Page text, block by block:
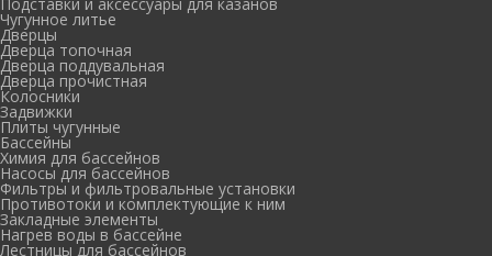
Чугунное литье
Дверцы
Дверца топочная
Дверца поддувальная
Дверца прочистная
Колосники
Задвижки
Плиты чугунные
Бассейны
Химия для бассейнов
Насосы для бассейнов
Фильтры и фильтровальные установки
Противотоки и комплектующие к ним
Закладные элементы
Нагрев воды в бассейне
Лестницы для бассейнов